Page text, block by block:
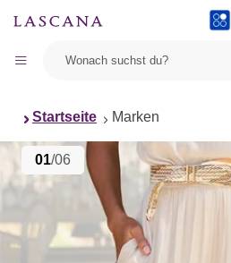
Startseite Marken
01/06